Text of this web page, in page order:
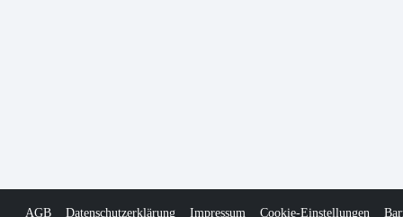
AGB Datenschutzerklärung Impressum Cookie-Einstellungen